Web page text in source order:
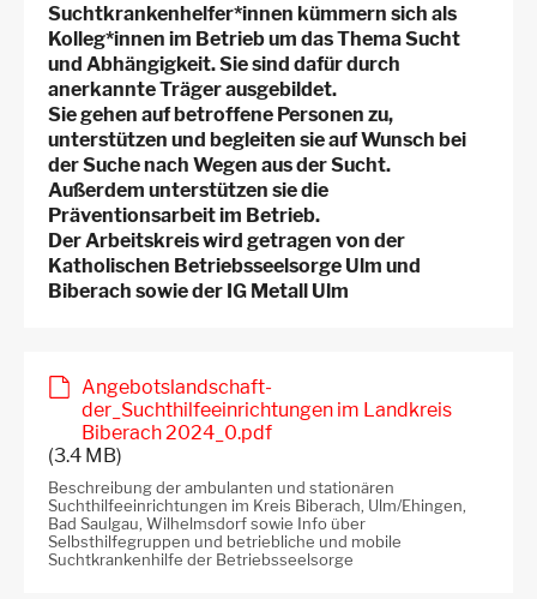
Suchtkrankenhelfer*innen kümmern sich als
Kolleg*innen im Betrieb um das Thema Sucht
und Abhängigkeit. Sie sind dafür durch
anerkannte Träger ausgebildet.
Sie gehen auf betroffene Personen zu,
unterstützen und begleiten sie auf Wunsch bei
der Suche nach Wegen aus der Sucht.
Außerdem unterstützen sie die
Präventionsarbeit im Betrieb.
Der Arbeitskreis wird getragen von der
Katholischen Betriebsseelsorge Ulm und
Biberach sowie der IG Metall Ulm
Angebotslandschaft-
der_Suchthilfeeinrichtungen im Landkreis
Biberach 2024_0.pdf
(3.4 MB)
Beschreibung der ambulanten und stationären
Suchthilfeeinrichtungen im Kreis Biberach, Ulm/Ehingen,
Bad Saulgau, Wilhelmsdorf sowie Info über
Selbsthilfegruppen und betriebliche und mobile
Suchtkrankenhilfe der Betriebsseelsorge